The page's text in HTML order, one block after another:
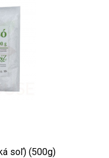
soľ) (500g)